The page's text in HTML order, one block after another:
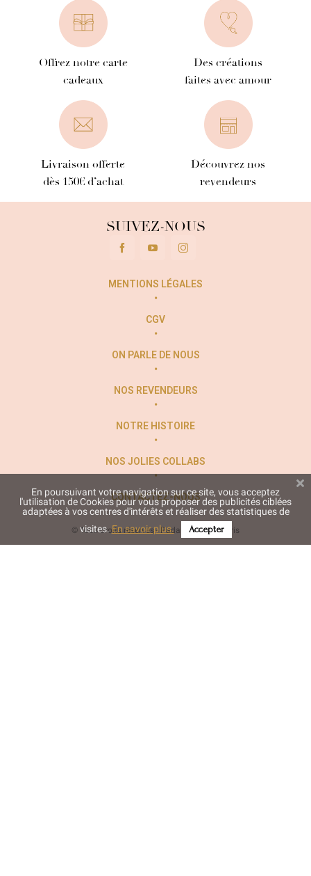
Offrez notre carte
cadeaux
Des créations
faites avec amour
Livraison offerte
dès 150€ d’achat
Découvrez nos
revendeurs
SUIVEZ-NOUS
MENTIONS LÉGALES
CGV
ON PARLE DE NOUS
NOS REVENDEURS
NOTRE HISTOIRE
NOS JOLIES COLLABS
CONTACTEZ-NOUS
© Tous droits réservés - Padam Padam Paris
En poursuivant votre navigation sur ce site, vous acceptez
l'utilisation de Cookies pour vous proposer des publicités ciblées
adaptées à vos centres d'intérêts et réaliser des statistiques de
visites.En savoir plus. Accepter